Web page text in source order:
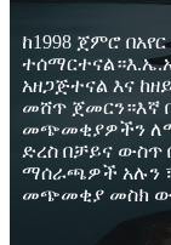
ከ1998 ጀምሮ
አዘጋጅተናል እና
መሸጥ ጀመርን።እኛ
መጭመቂያዎችን
ድረስ በቻይና ውስጥ
ማሰራጫዎች አሉን ፣
መጭመቂያ መስክ